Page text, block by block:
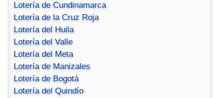
Lotería de Cundinamarca
Lotería de la Cruz Roja
Lotería del Huila
Lotería del Valle
Lotería del Meta
Lotería de Manizales
Lotería de Bogotá
Lotería del Quindío